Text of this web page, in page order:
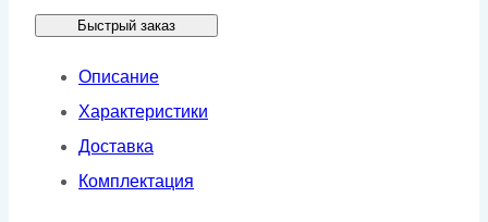
120-
T400
Быстрый заказ
Описание
Характеристики
Доставка
Комплектация